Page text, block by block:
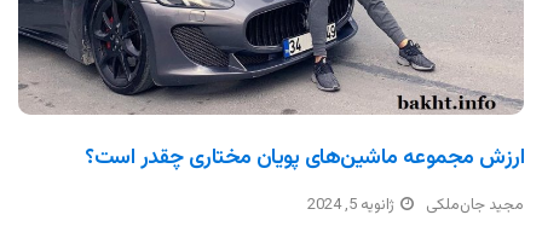
ارزش مجموعه ماشین‌های پویان مختاری چقدر است؟
مجید جان‌ملکی ژانویه 5, 2024